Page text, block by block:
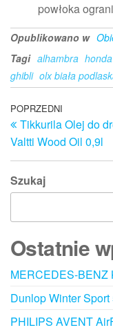
powłoka
Opublikowano w
Tagi alhambra
ghibli olx biała
Nawigacja
wpisu
Poprzedni
wpis
POPRZEDNI
Tikkurila Olej do
Valtti Wood Oil 0,9l
Szukaj
Ostatnie
MERCEDES-BENZ
Dunlop Winter
PHILIPS AVENT